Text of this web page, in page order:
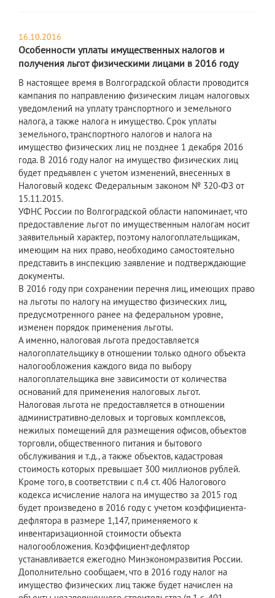
16.10.2016
Особенности уплаты имущественных налогов и
получения льгот физическими лицами в 2016 году
В настоящее время в Волгоградской области проводится
кампания по направлению физическим лицам налоговых
уведомлений на уплату транспортного и земельного
налога, а также налога н имущество. Срок уплаты
земельного, транспортного налогов и налога на
имущество физических лиц не позднее 1 декабря 2016
года. В 2016 году налог на имущество физических лиц
будет предъявлен с учетом изменений, внесенных в
Налоговый кодекс Федеральным законом № 320-ФЗ от
15.11.2015.
УФНС России по Волгоградской области напоминает, что
предоставление льгот по имущественным налогам носит
заявительный характер, поэтому налогоплательщикам,
имеющим на них право, необходимо самостоятельно
представить в инспекцию заявление и подтверждающие
документы.
В 2016 году при сохранении перечня лиц, имеющих право
на льготы по налогу на имущество физических лиц,
предусмотренного ранее на федеральном уровне,
изменен порядок применения льготы.
А именно, налоговая льгота предоставляется
налогоплательщику в отношении только одного объекта
налогообложения каждого вида по выбору
налогоплательщика вне зависимости от количества
оснований для применения налоговых льгот.
Налоговая льгота не предоставляется в отношении
административно-деловых и торговых комплексов,
нежилых помещений для размещения офисов, объектов
торговли, общественного питания и бытового
обслуживания и т.д., а также объектов, кадастровая
стоимость которых превышает 300 миллионов рублей.
Кроме того, в соответствии с п.4 ст. 406 Налогового
кодекса исчисление налога на имущество за 2015 год
будет произведено в 2016 году с учетом коэффициента-
дефлятора в размере 1,147, применяемого к
инвентаризационной стоимости объекта
налогообложения. Коэффициент-дефлятор
устанавливается ежегодно Минэкономразвития России.
Дополнительно сообщаем, что в 2016 году налог на
имущество физических лиц также будет начислен на